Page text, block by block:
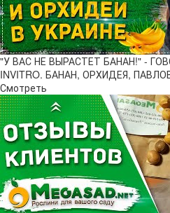
"У ВАС НЕ ВЫРАСТЕТ БАНАН!" -
INVITRO. БАНАН, ОРХИДЕЯ,
Смотреть